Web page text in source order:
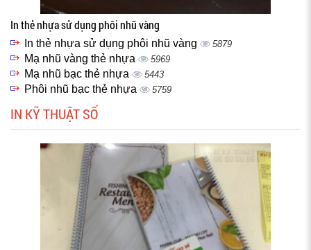
In thẻ nhựa sử dụng phôi nhũ vàng
In thẻ nhựa sử dụng phôi nhũ vàng 5879
Mạ nhũ vàng thẻ nhựa 5969
Mạ nhũ bạc thẻ nhựa 5443
Phôi nhũ bạc thẻ nhựa 5759
IN KỸ THUẬT SỐ